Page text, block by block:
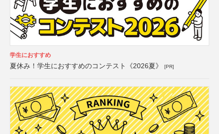
学生におすすめ
夏休み！学生におすすめのコンテスト《2026夏》 [PR]